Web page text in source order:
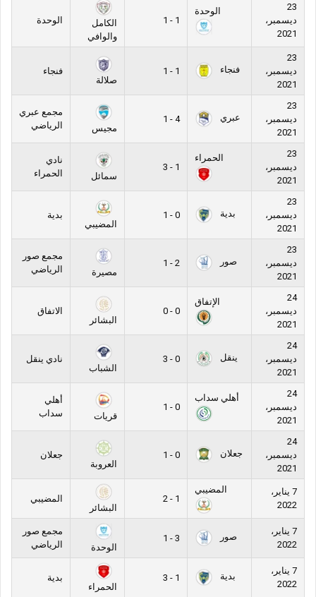
23
ديسمبر،
2021
الوحدة
1 - 1
الكامل
والوافي
الوحدة
23
ديسمبر،
2021
فنجاء
1 - 1
صلالة
فنجاء
23
ديسمبر،
2021
عبري
4 - 1
مجيس
مجمع عبري
الرياضي
23
ديسمبر،
2021
الحمراء
1 - 3
سمائل
نادي
الحمراء
23
ديسمبر،
2021
بدية
0 - 1
المضيبي
بدية
23
ديسمبر،
2021
صور
2 - 1
مصيرة
مجمع صور
الرياضي
24
ديسمبر،
2021
الإتفاق
0 - 0
البشائر
الاتفاق
24
ديسمبر،
2021
ينقل
0 - 3
الشباب
نادي ينقل
24
ديسمبر،
2021
أهلي سداب
0 - 1
قريات
أهلي
سداب
24
ديسمبر،
2021
جعلان
0 - 1
العروبة
جعلان
7 يناير،
2022
المضيبي
1 - 2
البشائر
المضيبي
7 يناير،
2022
صور
3 - 1
الوحدة
مجمع صور
الرياضي
7 يناير،
2022
بدية
1 - 3
الحمراء
بدية